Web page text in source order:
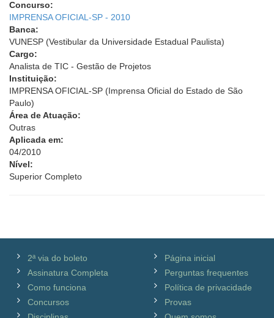
Concurso:
IMPRENSA OFICIAL-SP - 2010
Banca:
VUNESP (Vestibular da Universidade Estadual Paulista)
Cargo:
Analista de TIC - Gestão de Projetos
Instituição:
IMPRENSA OFICIAL-SP (Imprensa Oficial do Estado de São
Paulo)
Área de Atuação:
Outras
Aplicada em:
04/2010
Nível:
Superior Completo
2ª via do boleto
Assinatura Completa
Como funciona
Concursos
Página inicial
Perguntas frequentes
Política de privacidade
Provas